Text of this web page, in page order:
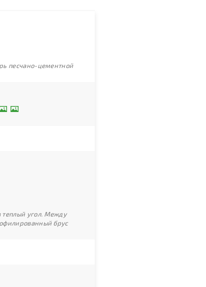
песчано-цементной
теплый угол. Между
брус